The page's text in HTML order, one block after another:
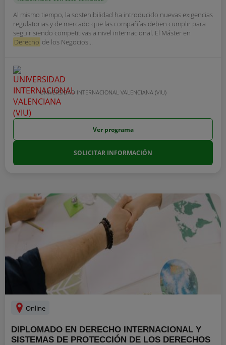
Al mismo tiempo, la sostenibilidad ha introducido nuevas exigencias
regulatorias y de mercado que las compañías deben cumplir para
seguir siendo competitivas a nivel internacional. El Máster en
Derecho de los Negocios...
UNIVERSIDAD INTERNACIONAL VALENCIANA (VIU)
Ver programa
SOLICITAR INFORMACIÓN
Online
DIPLOMADO EN DERECHO INTERNACIONAL Y
SISTEMAS DE PROTECCIÓN DE LOS DERECHOS